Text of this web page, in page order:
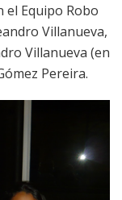
el Equipo Robo
Villanueva,
Villanueva (en
Pereira.